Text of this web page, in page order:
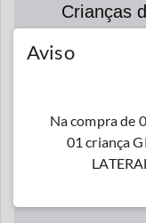
Crianças
Aviso
Na compra de
01 criança